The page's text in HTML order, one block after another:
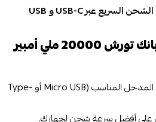
الشحن السريع عبر USB-C و USB
كيفية استخدام باور بانك تورش 20000 ملي أمبير
قم بتوصيل جهازك باستخدام المدخل المناسب (Micro USB أو Type-
على أفضل سرعة شحن لجهازك.